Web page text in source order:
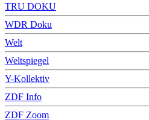
TRU DOKU
WDR Doku
Welt
Weltspiegel
Y-Kollektiv
ZDF Info
ZDF Zoom